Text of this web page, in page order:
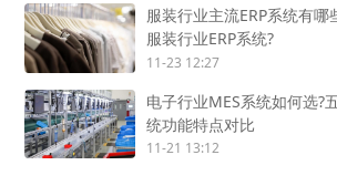
服装行业主流ERP系统有哪
服装行业ERP系统?
11-23 12:27
电子行业MES系统如何选?
统功能特点对比
11-21 13:12